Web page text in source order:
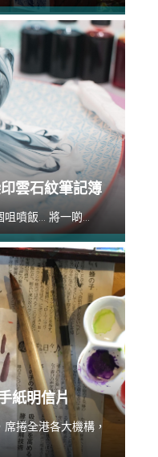
雲石紋筆記簿
噴飯... 將一啲...
紙明信片
捲全港各大機構，